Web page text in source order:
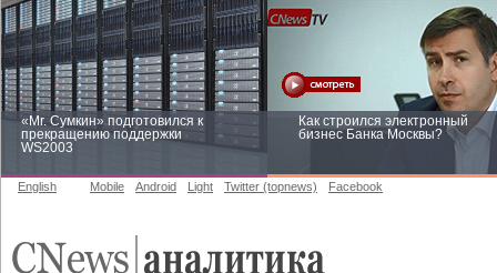
«Mr. Сумкин» подготовился к
прекращению поддержки
WS2003
Как строился электронный
бизнес Банка Москвы?
English Mobile Android Light Twitter (topnews) Facebook